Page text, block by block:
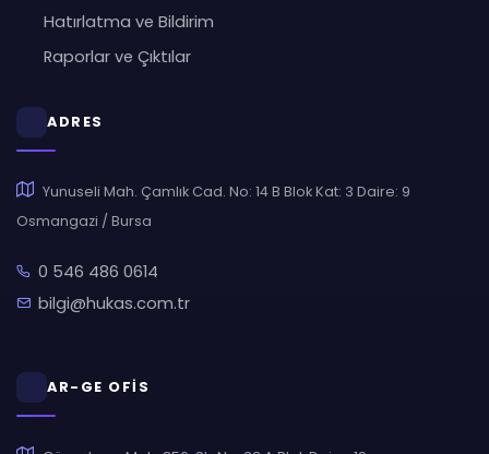
Hatırlatma ve Bildirim
Raporlar ve Çıktılar
ADRES
Yunuseli Mah. Çamlık Cad. No: 14 B Blok Kat: 3 Daire: 9
Osmangazi / Bursa
0 546 486 0614
bilgi@hukas.com.tr
AR-GE OFİS